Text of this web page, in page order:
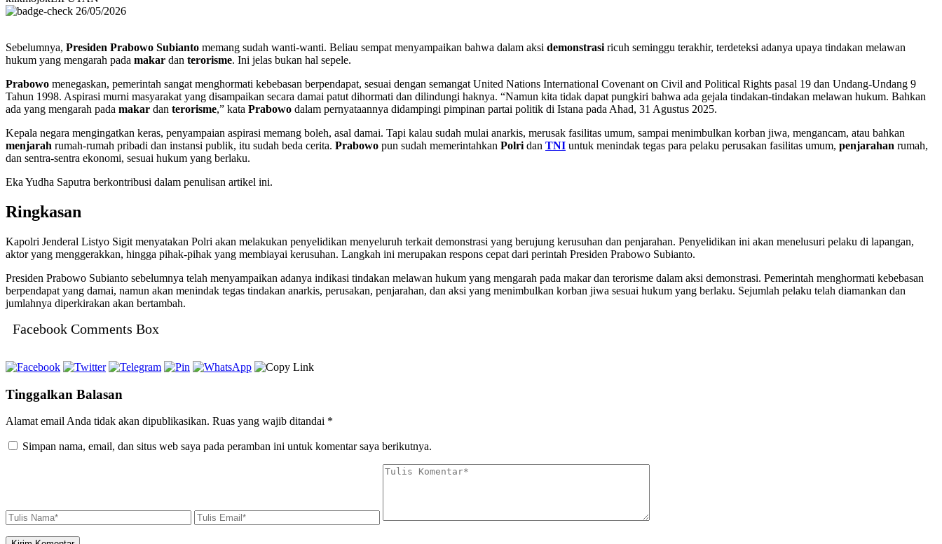
26/05/2026
Sebelumnya, Presiden Prabowo Subianto memang sudah wanti-wanti. Beliau sempat menyampaikan bahwa dalam aksi demonstrasi ricuh seminggu terakhir, terdeteksi adanya upaya tindakan melawan
hukum yang mengarah pada makar dan terorisme. Ini jelas bukan hal sepele.
Prabowo menegaskan, pemerintah sangat menghormati kebebasan berpendapat, sesuai dengan semangat United Nations International Covenant on Civil and Political Rights pasal 19 dan Undang-Undang 9
Tahun 1998. Aspirasi murni masyarakat yang disampaikan secara damai patut dihormati dan dilindungi haknya. “Namun kita tidak dapat pungkiri bahwa ada gejala tindakan-tindakan melawan hukum. Bahkan
ada yang mengarah pada makar dan terorisme,” kata Prabowo dalam pernyataannya didampingi pimpinan partai politik di Istana pada Ahad, 31 Agustus 2025.
Kepala negara mengingatkan keras, penyampaian aspirasi memang boleh, asal damai. Tapi kalau sudah mulai anarkis, merusak fasilitas umum, sampai menimbulkan korban jiwa, mengancam, atau bahkan
menjarah rumah-rumah pribadi dan instansi publik, itu sudah beda cerita. Prabowo pun sudah memerintahkan Polri dan TNI untuk menindak tegas para pelaku perusakan fasilitas umum, penjarahan rumah,
dan sentra-sentra ekonomi, sesuai hukum yang berlaku.
Eka Yudha Saputra berkontribusi dalam penulisan artikel ini.
Ringkasan
Kapolri Jenderal Listyo Sigit menyatakan Polri akan melakukan penyelidikan menyeluruh terkait demonstrasi yang berujung kerusuhan dan penjarahan. Penyelidikan ini akan menelusuri pelaku di lapangan,
aktor yang menggerakkan, hingga pihak-pihak yang membiayai kerusuhan. Langkah ini merupakan respons cepat dari perintah Presiden Prabowo Subianto.
Presiden Prabowo Subianto sebelumnya telah menyampaikan adanya indikasi tindakan melawan hukum yang mengarah pada makar dan terorisme dalam aksi demonstrasi. Pemerintah menghormati kebebasan
berpendapat yang damai, namun akan menindak tegas tindakan anarkis, perusakan, penjarahan, dan aksi yang menimbulkan korban jiwa sesuai hukum yang berlaku. Sejumlah pelaku telah diamankan dan
jumlahnya diperkirakan akan bertambah.
Facebook Comments Box
Tinggalkan Balasan
Alamat email Anda tidak akan dipublikasikan. Ruas yang wajib ditandai *
Simpan nama, email, dan situs web saya pada peramban ini untuk komentar saya berikutnya.